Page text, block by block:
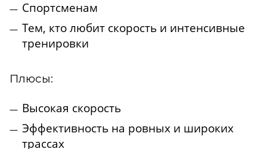
Спортсменам
Тем, кто любит скорость и интенсивные
тренировки
Плюсы:
Высокая скорость
Эффективность на ровных и широких
трассах